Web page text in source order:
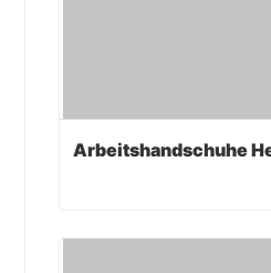
Arbeitshandschuhe
Arbeitshandschuhe